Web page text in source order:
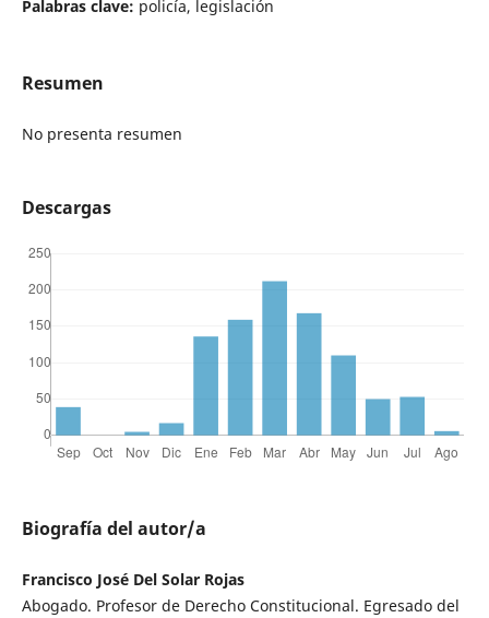
Palabras clave: policía, legislación
Resumen
No presenta resumen
Descargas
Biografía del autor/a
Francisco José Del Solar Rojas
Abogado. Profesor de Derecho Constitucional. Egresado del